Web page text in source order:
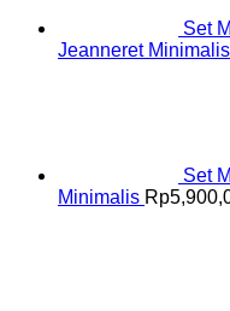
Set
Jeanneret Minimalis
Set
Minimalis Rp